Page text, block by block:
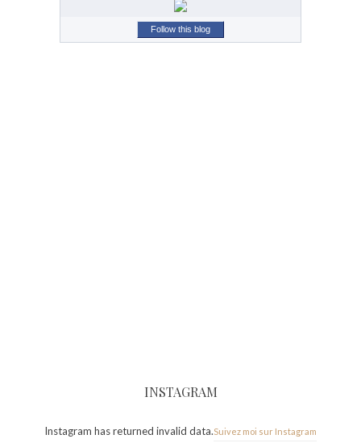
Follow this blog
INSTAGRAM
Instagram has returned invalid data.Suivez moi sur Instagram